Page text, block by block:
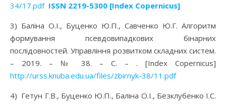
34/17.pdf ISSN 2219-5300 [Index Copernicus]
3) Баліна О.І., Буценко Ю.П., Савченко Ю.Г. Алгоритм
формування псевдовипадкових бінарних
послідовностей. Управління розвитком складних систем.
– 2019. – № 38. – C. – . [Index Copernicus]
http://urss.knuba.edu.ua/files/zbirnyk-38/11.pdf
4) Гетун Г.В., Буценко Ю.П., Баліна О.І., Безклубенко І.С.